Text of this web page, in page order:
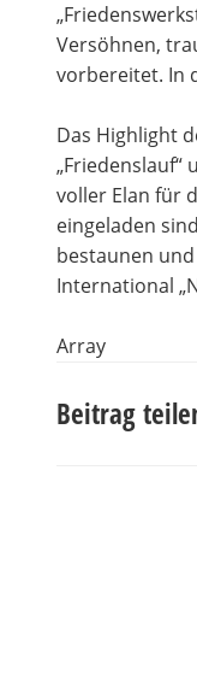
Versöhnen,
vorbereitet. In
Das Highlight
„Friedenslauf“
voller Elan für
eingeladen
bestaunen
International
Array
Beitrag